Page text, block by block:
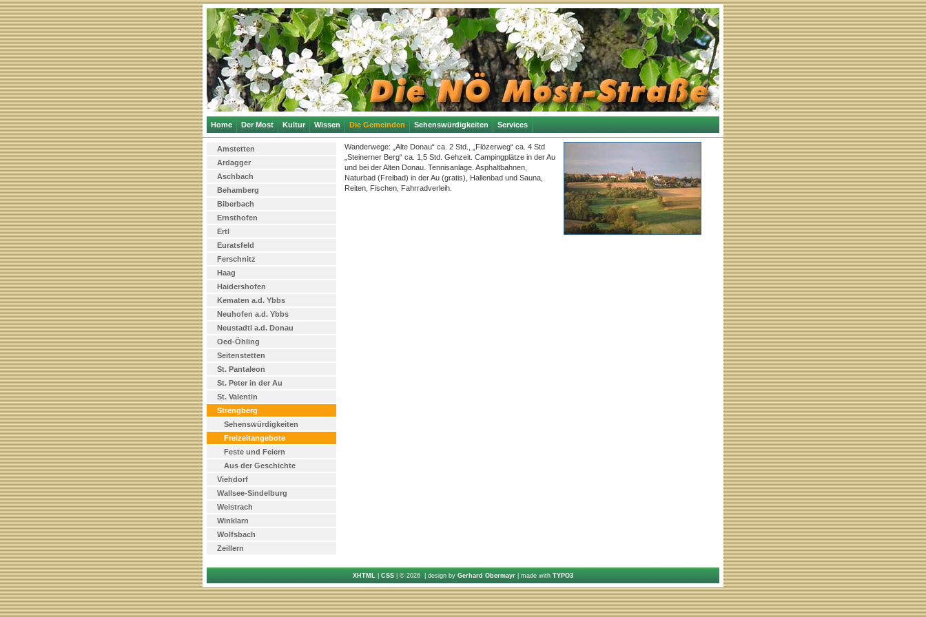
Home Der Most Kultur Wissen Die Gemeinden Sehenswürdigkeiten Services
Amstetten
Ardagger
Aschbach
Behamberg
Biberbach
Ernsthofen
Ertl
Euratsfeld
Ferschnitz
Haag
Haidershofen
Kematen a.d. Ybbs
Neuhofen a.d. Ybbs
Neustadtl a.d. Donau
Oed-Öhling
Seitenstetten
St. Pantaleon
St. Peter in der Au
St. Valentin
Strengberg
Sehenswürdigkeiten
Freizeitangebote
Feste und Feiern
Aus der Geschichte
Viehdorf
Wallsee-Sindelburg
Weistrach
Winklarn
Wolfsbach
Zeillern
Wanderwege: „Alte Donau“ ca. 2 Std., „Flözerweg“ ca. 4 Std
„Steinerner Berg“ ca. 1,5 Std. Gehzeit. Campingplätze in der Au
und bei der Alten Donau. Tennisanlage. Asphaltbahnen,
Naturbad (Freibad) in der Au (gratis), Hallenbad und Sauna,
Reiten, Fischen, Fahrradverleih.
XHTML CSS | © 2026 | design by Gerhard Obermayr | made with TYPO3